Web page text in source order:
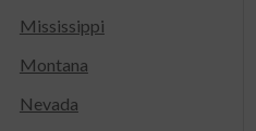
Mississippi
Montana
Nevada